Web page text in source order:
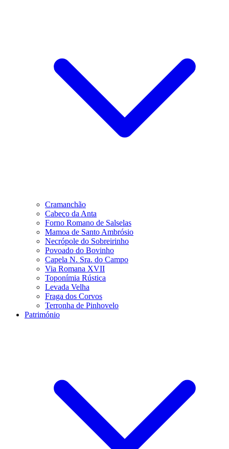
Cramanchão
Cabeço da Anta
Forno Romano de Salselas
Mamoa de Santo Ambrósio
Necrópole do Sobreirinho
Povoado do Bovinho
Capela N. Sra. do Campo
Via Romana XVII
Toponímia Rústica
Levada Velha
Fraga dos Corvos
Terronha de Pinhovelo
Património